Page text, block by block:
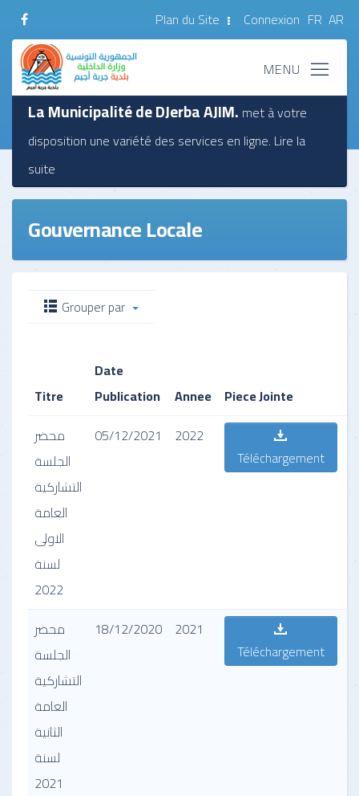
FR AR
Plan du Site Connexion
La Municipalité de DJerba AJIM. met à votre
disposition une variété des services en ligne. Lire la
suite
Gouvernance Locale
Grouper par
Titre
Date
Publication Annee Piece Jointe
محضر
الجلسة
التشاركية
العامة
الاولى
لسنة
2022
05/12/2021
2022
Téléchargement
محضر
الجلسة
التشاركية
العامة
الثانية
لسنة
2021
18/12/2020 2021
Téléchargement